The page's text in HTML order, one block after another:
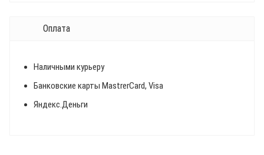
Оплата
Наличными курьеру
Банковские карты MastrerCard, Visa
Яндекс.Деньги